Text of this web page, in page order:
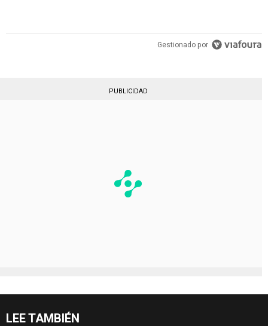
Gestionado por
PUBLICIDAD
LEE TAMBIÉN